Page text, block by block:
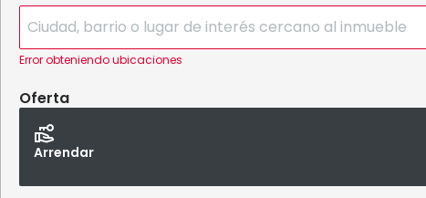
Error obteniendo ubicaciones
Oferta
Arrendar